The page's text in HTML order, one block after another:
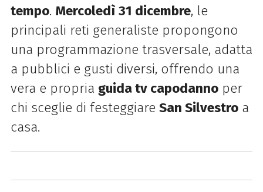
tempo. Mercoledì 31 dicembre, le
principali reti generaliste propongono
una programmazione trasversale, adatta
a pubblici e gusti diversi, offrendo una
vera e propria guida tv capodannoper
chi sceglie di festeggiare San Silvestroa
casa.